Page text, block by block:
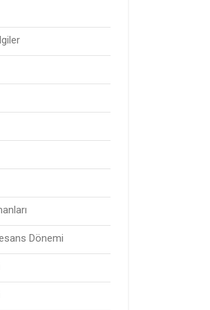
Dönemi